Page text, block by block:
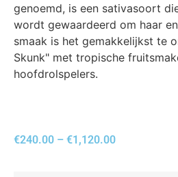
genoemd, is een sativasoort
wordt gewaardeerd om haar
smaak is het gemakkelijkst te
Skunk" met tropische
hoofdrolspelers.
€240.00 – €1,120.00